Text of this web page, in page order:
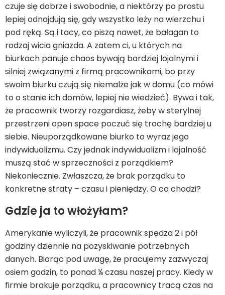
czuje się dobrze i swobodnie, a niektórzy po prostu
lepiej odnajdują się, gdy wszystko leży na wierzchu i
pod ręką. Są i tacy, co piszą nawet, że bałagan to
rodzaj wicia gniazda. A zatem ci, u których na
biurkach panuje chaos bywają bardziej lojalnymi i
silniej związanymi z firmą pracownikami, bo przy
swoim biurku czują się niemalże jak w domu (co mówi
to o stanie ich domów, lepiej nie wiedzieć). Bywa i tak,
że pracownik tworzy rozgardiasz, żeby w sterylnej
przestrzeni open space poczuć się trochę bardziej u
siebie. Nieuporządkowane biurko to wyraz jego
indywidualizmu. Czy jednak indywidualizm i lojalność
muszą stać w sprzeczności z porządkiem?
Niekoniecznie. Zwłaszcza, że brak porządku to
konkretne straty – czasu i pieniędzy. O co chodzi?
Gdzie ja to włożyłam?
Amerykanie wyliczyli, że pracownik spędza 2 i pół
godziny dziennie na pozyskiwanie potrzebnych
danych. Biorąc pod uwagę, że pracujemy zazwyczaj
osiem godzin, to ponad ¼ czasu naszej pracy. Kiedy w
firmie brakuje porządku, a pracownicy tracą czas na